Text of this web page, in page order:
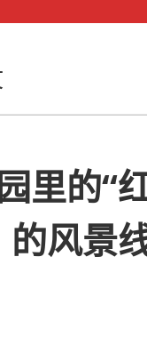
里的“
的风景